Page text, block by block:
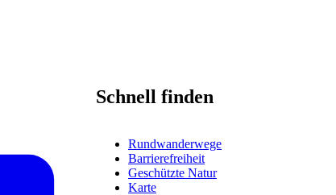
Schnell finden
Rundwanderwege
Barrierefreiheit
Geschützte Natur
Karte